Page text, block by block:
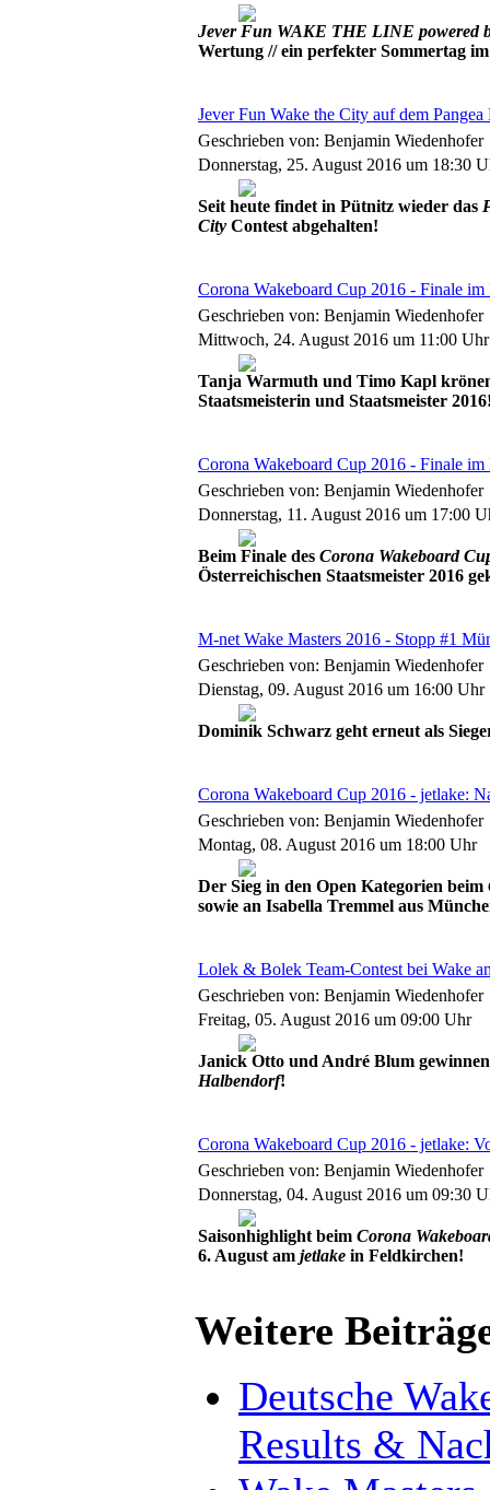
Jever Fun WAKE THE LINE powered
Wertung // ein perfekter Sommertag
Jever Fun Wake the City auf dem
Geschrieben von: Benjamin Wiedenhofer
Donnerstag, 25. August 2016 um 18:30
Seit heute findet in Pütnitz wieder das
City Contest abgehalten!
Corona Wakeboard Cup 2016 - Finale
Geschrieben von: Benjamin Wiedenhofer
Mittwoch, 24. August 2016 um 11:00 Uhr
Tanja Warmuth und Timo Kapl
Staatsmeisterin und Staatsmeister
Corona Wakeboard Cup 2016 - Finale
Geschrieben von: Benjamin Wiedenhofer
Donnerstag, 11. August 2016 um 17:00
Beim Finale des Corona Wakeboard
Österreichischen Staatsmeister 2016
M-net Wake Masters 2016 - Stopp #1
Geschrieben von: Benjamin Wiedenhofer
Dienstag, 09. August 2016 um 16:00 Uhr
Dominik Schwarz geht erneut als
Corona Wakeboard Cup 2016 - jetlake:
Geschrieben von: Benjamin Wiedenhofer
Montag, 08. August 2016 um 18:00 Uhr
Der Sieg in den Open Kategorien beim
sowie an Isabella Tremmel aus
Lolek & Bolek Team-Contest bei Wake
Geschrieben von: Benjamin Wiedenhofer
Freitag, 05. August 2016 um 09:00 Uhr
Janick Otto und André Blum
Halbendorf!
Corona Wakeboard Cup 2016 - jetlake:
Geschrieben von: Benjamin Wiedenhofer
Donnerstag, 04. August 2016 um 09:30
Saisonhighlight beim Corona
6. August am jetlake in Feldkirchen!
Weitere
Deutsche
Results &